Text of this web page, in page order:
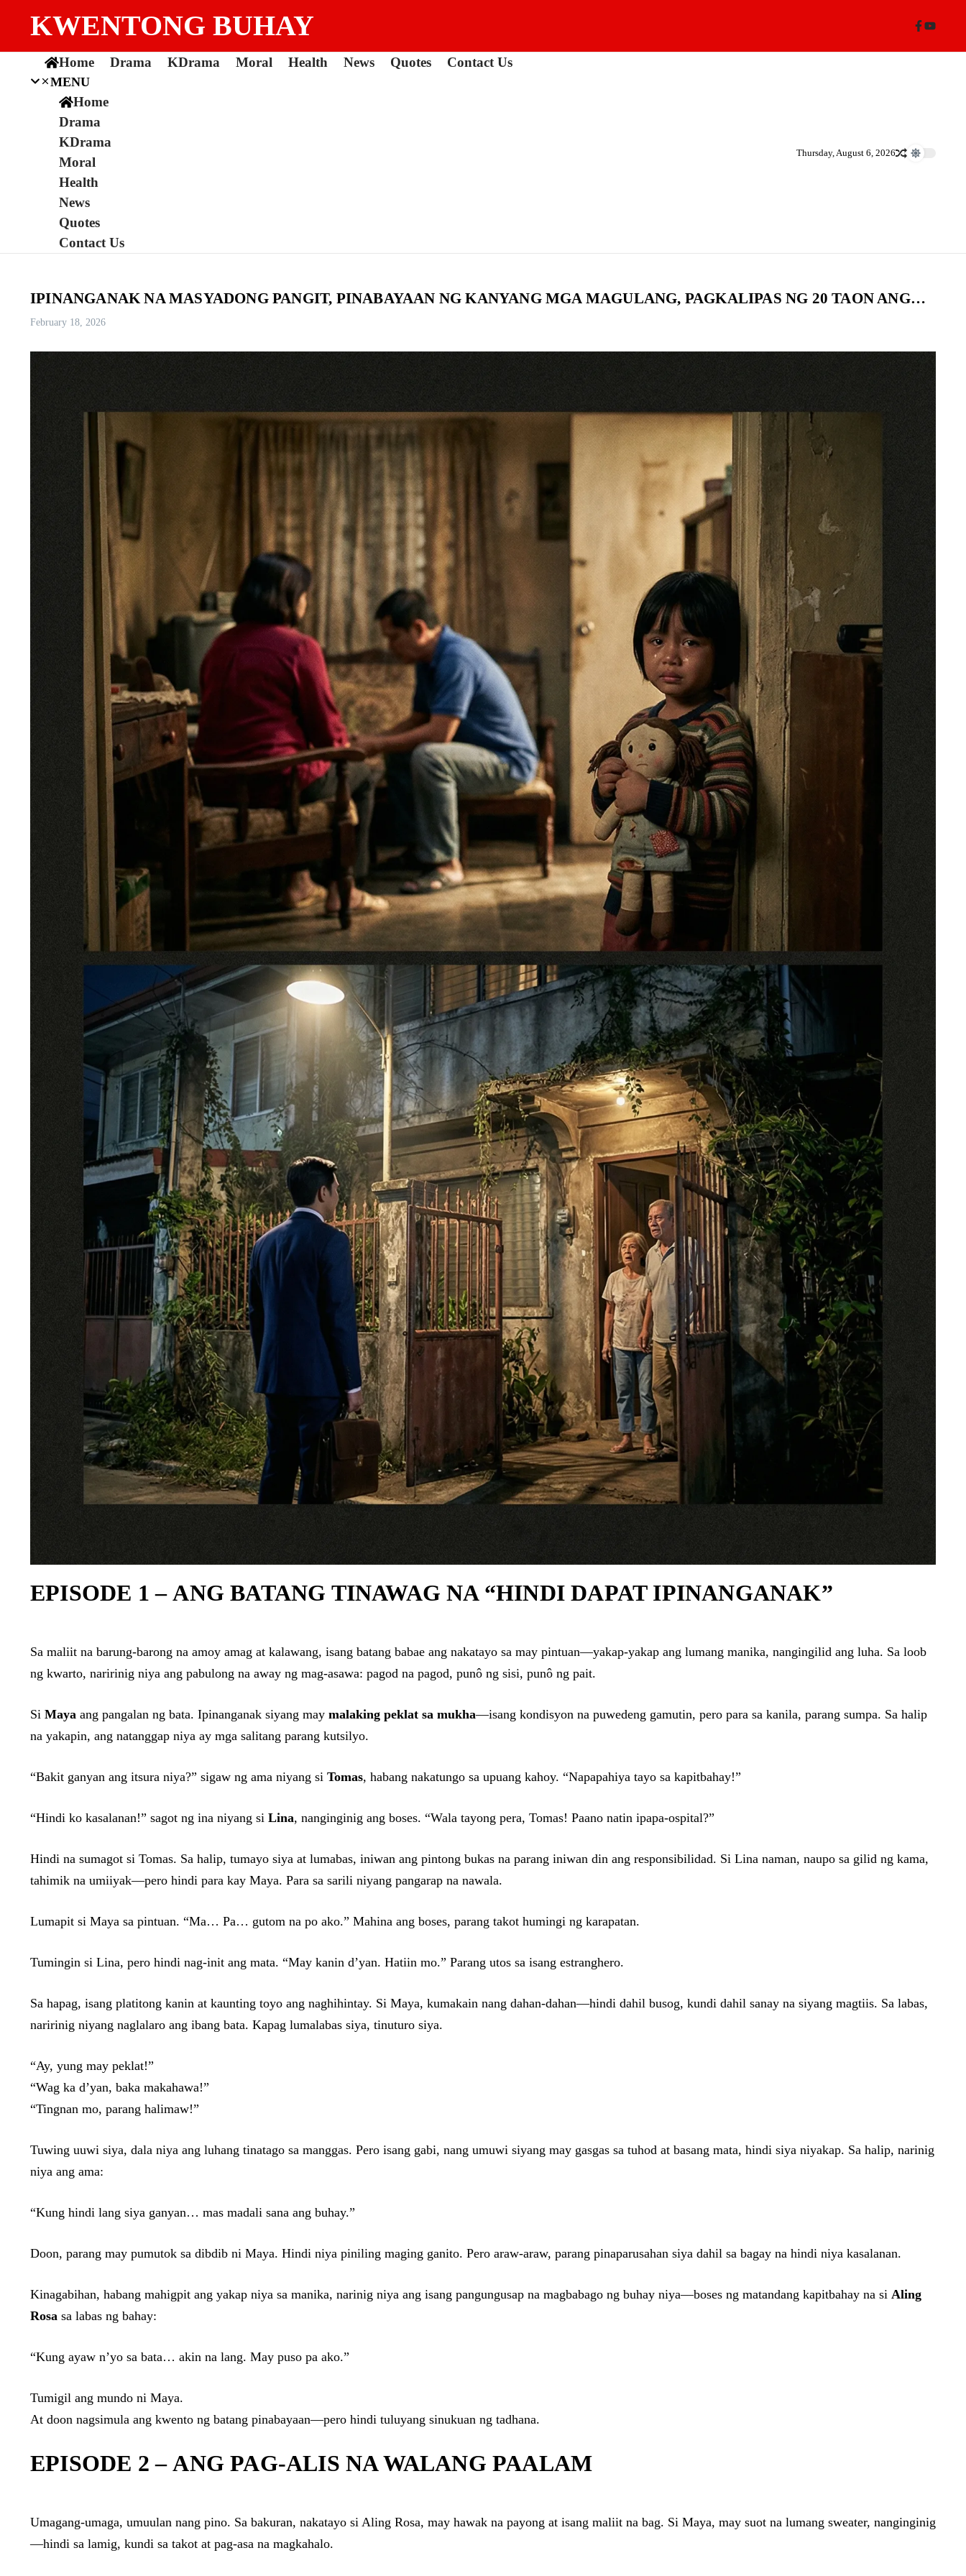
KWENTONG BUHAY
Home Drama KDrama Moral Health News Quotes Contact Us
MENU
Home
Drama
KDrama
Moral
Health
News
Quotes
Contact Us
Thursday, August 6, 2026
IPINANGANAK NA MASYADONG PANGIT, PINABAYAAN NG KANYANG MGA MAGULANG, PAGKALIPAS NG 20 TAON ANG…
February 18, 2026
EPISODE 1 –ANG BATANG TINAWAG NA “HINDI DAPAT IPINANGANAK”
Sa maliit na barung-barong na amoy amag at kalawang, isang batang babae ang nakatayo sa may pintuan—yakap-yakap ang lumang manika, nangingilid ang luha. Sa loob
ng kwarto, naririnig niya ang pabulong na away ng mag-asawa: pagod na pagod, punô ng sisi, punô ng pait.
Si Maya ang pangalan ng bata. Ipinanganak siyang may malaking peklat sa mukha—isang kondisyon na puwedeng gamutin, pero para sa kanila, parang sumpa. Sa halip
na yakapin, ang natanggap niya ay mga salitang parang kutsilyo.
“Bakit ganyan ang itsura niya?” sigaw ng ama niyang si Tomas, habang nakatungo sa upuang kahoy. “Napapahiya tayo sa kapitbahay!”
“Hindi ko kasalanan!” sagot ng ina niyang si Lina, nanginginig ang boses. “Wala tayong pera, Tomas! Paano natin ipapa-ospital?”
Hindi na sumagot si Tomas. Sa halip, tumayo siya at lumabas, iniwan ang pintong bukas na parang iniwan din ang responsibilidad. Si Lina naman, naupo sa gilid ng kama,
tahimik na umiiyak—pero hindi para kay Maya. Para sa sarili niyang pangarap na nawala.
Lumapit si Maya sa pintuan. “Ma… Pa… gutom na po ako.” Mahina ang boses, parang takot humingi ng karapatan.
Tumingin si Lina, pero hindi nag-init ang mata. “May kanin d’yan. Hatiin mo.” Parang utos sa isang estranghero.
Sa hapag, isang platitong kanin at kaunting toyo ang naghihintay. Si Maya, kumakain nang dahan-dahan—hindi dahil busog, kundi dahil sanay na siyang magtiis. Sa labas,
naririnig niyang naglalaro ang ibang bata. Kapag lumalabas siya, tinuturo siya.
“Ay, yung may peklat!”
“Wag ka d’yan, baka makahawa!”
“Tingnan mo, parang halimaw!”
Tuwing uuwi siya, dala niya ang luhang tinatago sa manggas. Pero isang gabi, nang umuwi siyang may gasgas sa tuhod at basang mata, hindi siya niyakap. Sa halip, narinig
niya ang ama:
“Kung hindi lang siya ganyan… mas madali sana ang buhay.”
Doon, parang may pumutok sa dibdib ni Maya. Hindi niya piniling maging ganito. Pero araw-araw, parang pinaparusahan siya dahil sa bagay na hindi niya kasalanan.
Kinagabihan, habang mahigpit ang yakap niya sa manika, narinig niya ang isang pangungusap na magbabago ng buhay niya—boses ng matandang kapitbahay na si Aling
Rosa sa labas ng bahay:
“Kung ayaw n’yo sa bata… akin na lang. May puso pa ako.”
Tumigil ang mundo ni Maya.
At doon nagsimula ang kwento ng batang pinabayaan—pero hindi tuluyang sinukuan ng tadhana.
EPISODE 2 –ANG PAG-ALIS NA WALANG PAALAM
Umagang-umaga, umuulan nang pino. Sa bakuran, nakatayo si Aling Rosa, may hawak na payong at isang maliit na bag. Si Maya, may suot na lumang sweater, nanginginig
—hindi sa lamig, kundi sa takot at pag-asa na magkahalo.